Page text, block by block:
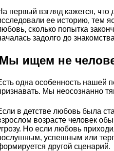
первый взгляд кажется,
ее историю, тем
сколько попытка
задолго до
Мы ищем не
одна особенность нашей
Мы неосознанно
в детстве любовь была
возрасте человек
Но если любовь
успешным или
другой сценарий.